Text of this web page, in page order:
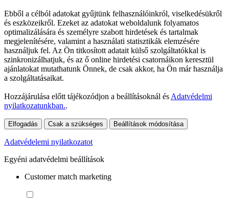
Ebből a célból adatokat gyűjtünk felhasználóinkról, viselkedésükről
és eszközeikről. Ezeket az adatokat weboldalunk folyamatos
optimalizálására és személyre szabott hirdetések és tartalmak
megjelenítésére, valamint a használati statisztikák elemzésére
használjuk fel. Az Ön titkosított adatait külső szolgáltatókkal is
szinkronizálhatjuk, és az ő online hirdetési csatornáikon keresztül
ajánlatokat mutathatunk Önnek, de csak akkor, ha Ön már használja
a szolgáltatásaikat.
Hozzájárulása előtt tájékozódjon a beállításoknál és Adatvédelmi
nyilatkozatunkban..
Elfogadás Csak a szükséges Beállítások módosítása
Adatvédelemi nyilatkozatot
Egyéni adatvédelmi beállítások
Customer match marketing